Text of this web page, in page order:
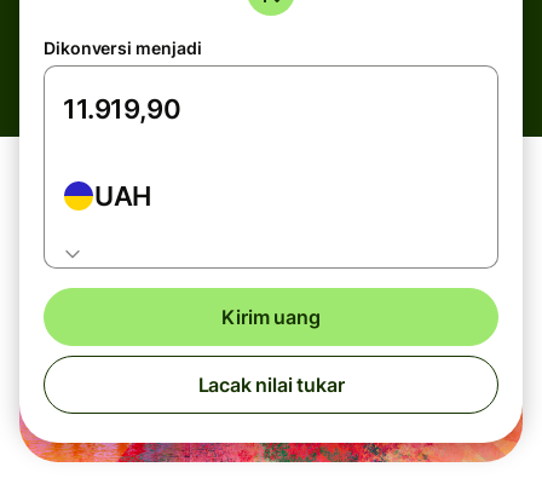
Dikonversi menjadi
UAH
Kirim uang
Lacak nilai tukar